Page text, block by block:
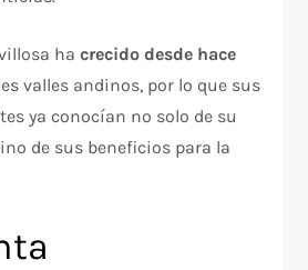
ha crecido desde hace
valles andinos, por lo que sus
ya conocían no solo de su
de sus beneficios para la